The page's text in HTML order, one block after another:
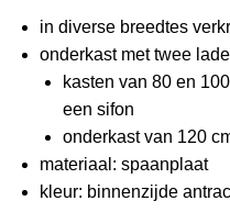
in diverse breedtes
onderkast met twee
kasten van 80 en
een sifon
onderkast van 120
materiaal: spaanplaat
kleur: binnenzijde